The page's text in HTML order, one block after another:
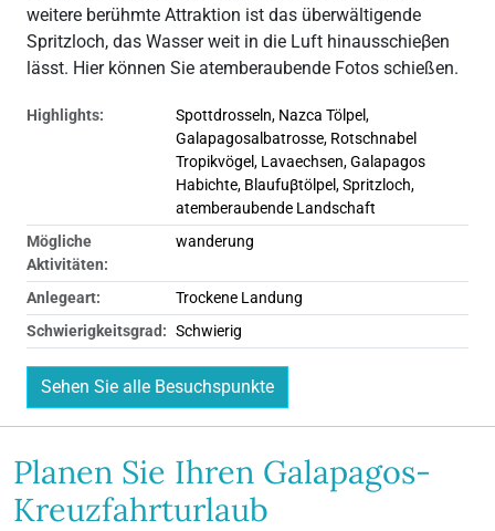
weitere berühmte Attraktion ist das überwältigende
Spritzloch, das Wasser weit in die Luft hinausschieβen
lässt. Hier können Sie atemberaubende Fotos schießen.
Highlights:
Spottdrosseln, Nazca Tölpel,
Galapagosalbatrosse, Rotschnabel
Tropikvögel, Lavaechsen, Galapagos
Habichte, Blaufuβtölpel, Spritzloch,
atemberaubende Landschaft
Mögliche
Aktivitäten:
wanderung
Anlegeart:
Trockene Landung
Schwierigkeitsgrad: Schwierig
Sehen Sie alle Besuchspunkte
Planen Sie Ihren Galapagos-
Kreuzfahrturlaub